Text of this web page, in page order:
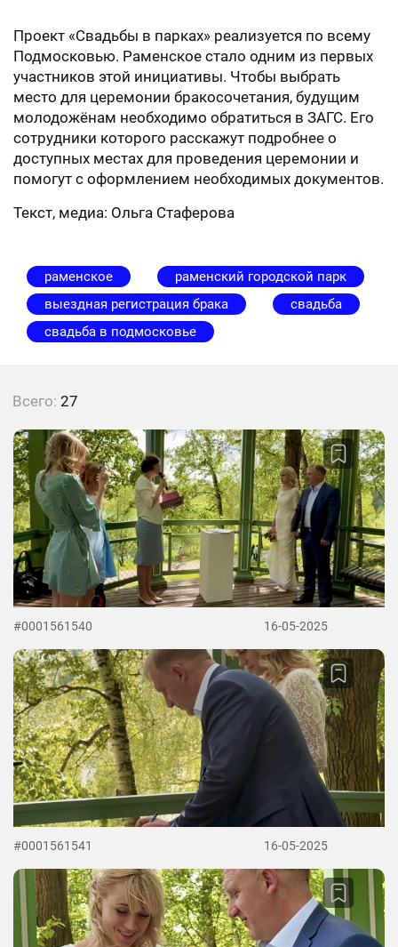
Проект «Свадьбы в парках» реализуется по всему
Подмосковью. Раменское стало одним из первых
участников этой инициативы. Чтобы выбрать
место для церемонии бракосочетания, будущим
молодожёнам необходимо обратиться в ЗАГС. Его
сотрудники которого расскажут подробнее о
доступных местах для проведения церемонии и
помогут с оформлением необходимых документов.
Текст, медиа: Ольга Стаферова
раменское
раменский городской парк
выездная регистрация брака
свадьба
свадьба в подмосковье
Всего: 27
#0001561540 16-05-2025
#0001561541 16-05-2025